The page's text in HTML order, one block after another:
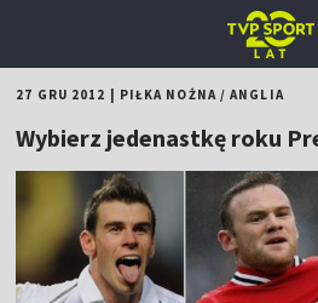
27 GRU 2012 PIŁKA NOŻNA/ANGLIA
Wybierz jedenastkę roku